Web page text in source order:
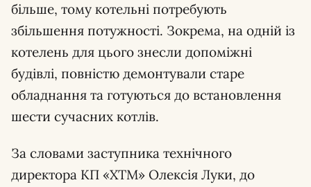
більше, тому котельні потребують
збільшення потужності. Зокрема, на одній із
котелень для цього знесли допоміжні
будівлі, повністю демонтували старе
обладнання та готуються до встановлення
шести сучасних котлів.
За словами заступника технічного
директора КП «ХТМ» Олексія Луки, до